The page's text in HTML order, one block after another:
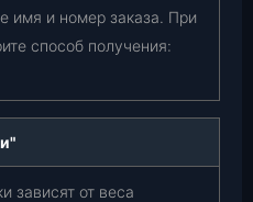
имя и номер заказа. При
способ получения:
зависят от веса